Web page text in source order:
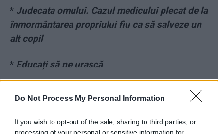
Do Not Process My Personal Information
If you wish to opt-out of the sale, sharing to third parties, or
processing of your personal or sensitive information for
* Judecata omului. Cazul medicului plecat de la
înmormântarea propriului fiu ca să salveze un
alt copil
* Educați să ne urască